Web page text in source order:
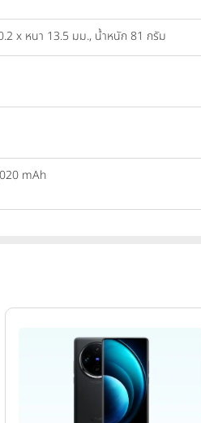
x หนา 13.5 มม., น้ำหนัก 81 กรัม
mAh